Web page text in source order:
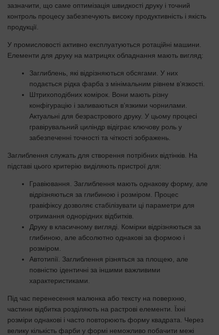
зазначити, що саме оптимізація швидкості друку і точний
контроль процесу забезпечують високу продуктивність і якість
продукції.
У промисловості активно експлуатуються ротаційні машини.
Елементи для друку на матрицях обладнання мають вигляд:
Заглиблень, які відрізняються обсягами. У них
подається рідка фарба з мінімальним рівнем в’язкості.
Штрихоподібних комірок. Вони мають різну
конфігурацію і заливаються в’язкими чорнилами.
Актуальні для безрастрового друку. У цьому процесі
гравірувальний циліндр відіграє ключову роль у
забезпеченні точності та чіткості зображень.
Заглиблення служать для створення потрібних відтінків. На
підставі цього критерію виділяють пристрої для:
Гравіювання. Заглиблення мають однакову форму, але
відрізняються за глибиною і розміром. Процес
гравіфіксу дозволяє стабілізувати ці параметри для
отримання однорідних відбитків.
Друку в класичному вигляді. Комірки відрізняються за
глибиною, але абсолютно однакові за формою і
розміром.
Автотипії. Заглиблення різняться за площею, але
повністю ідентичні за іншими важливими
характеристиками.
Під час перенесення малюнка або тексту на поверхню,
частини відбитка розділяють на растрові елементи. Їхні
розміри однакові і часто повторюють форму квадрата. Через
велику кількість фарби у формі неможливо побачити межі